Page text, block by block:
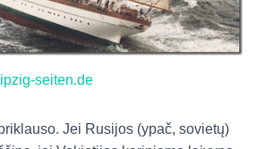
seiten.de
Jei Rusijos (ypač, sovietų)